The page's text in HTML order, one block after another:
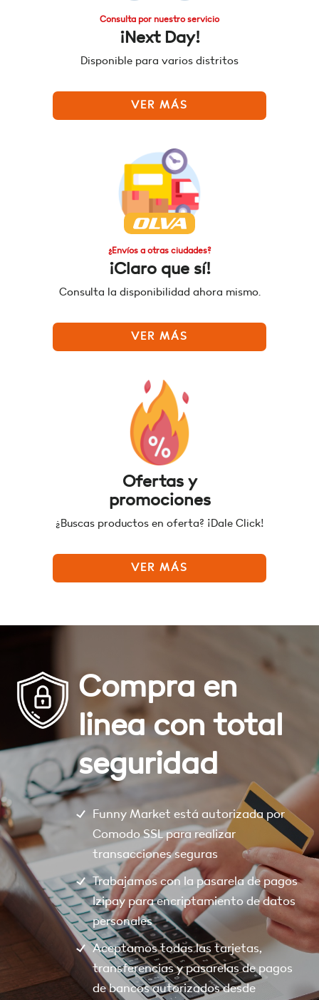
Consulta por nuestro servicio
¡Next Day!
Disponible para varios distritos
VER MÁS
¿Envíos a otras ciudades?
¡Claro que sí!
Consulta la disponibilidad ahora mismo.
VER MÁS
Ofertas y
promociones
¿Buscas productos en oferta? ¡Dale Click!
VER MÁS
Compra en
linea con total
seguridad
Funny Market está autorizada por
Comodo SSL para realizar
transacciones seguras
Trabajamos con la pasarela de pagos
Izipay para encriptamiento de datos
personales
Aceptamos todas las tarjetas,
transferencias y pasarelas de pagos
de bancos autorizados desde